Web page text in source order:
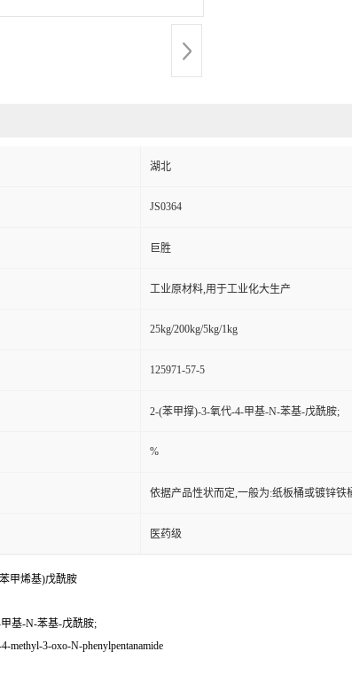
湖北
JS0364
巨胜
工业原材料,用于工业化大生产
25kg/200kg/5kg/1kg
125971-57-5
2-(苯甲撑)-3-氧代-4-甲基-N-苯基-戊酰胺;
%
依据产品性状而定,一般为:纸板桶或镀锌铁
医药级
甲烯基)戊酰胺
基-N-苯基-戊酰胺;
methyl-3-oxo-N-phenylpentanamide